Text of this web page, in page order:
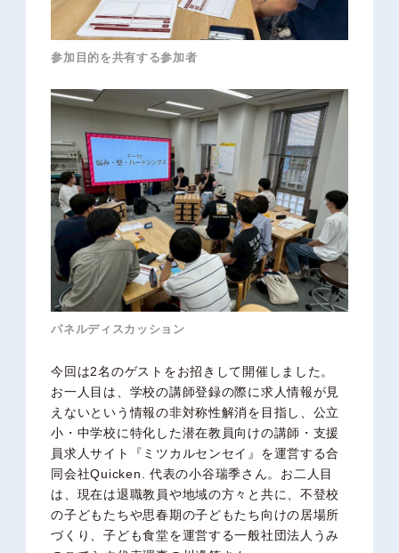
参加目的を共有する参加者
パネルディスカッション
今回は2名のゲストをお招きして開催しました。
お一人目は、学校の講師登録の際に求人情報が見
えないという情報の非対称性解消を目指し、公立
小・中学校に特化した潜在教員向けの講師・支援
員求人サイト『ミツカルセンセイ』を運営する合
同会社Quicken. 代表の小谷瑞季さん。お二人目
は、現在は退職教員や地域の方々と共に、不登校
の子どもたちや思春期の子どもたち向けの居場所
づくり、子ども食堂を運営する一般社団法人うみ